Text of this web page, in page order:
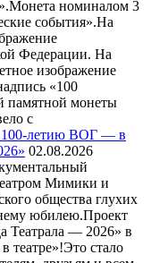
номиналом 3
события».На
Федерации. На
изображение
«100
памятной монеты
с
100-летию ВОГ — в
02.08.2026
Мимики и
общества глухих
юбилею.Проект
Театрала — 2026» в
театре»!Это стало